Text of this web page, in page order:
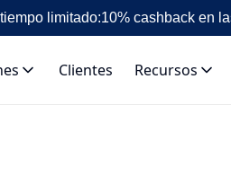
limitado:10% cashback en
Clientes Recursos